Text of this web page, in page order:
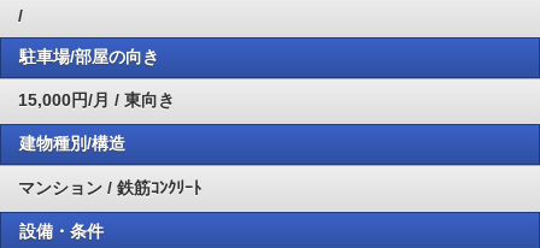
/
駐車場/部屋の向き
15,000円/月 / 東向き
建物種別/構造
マンション / 鉄筋ｺﾝｸﾘｰﾄ
設備・条件